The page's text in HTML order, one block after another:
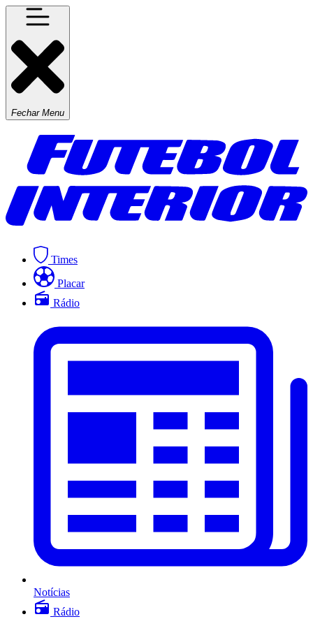
Fechar Menu
Times
Placar
Rádio
Notícias
Rádio